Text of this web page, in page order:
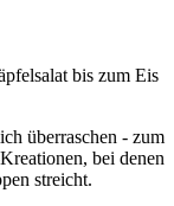
bis zum Eis
überraschen - zum
bei denen
streicht.